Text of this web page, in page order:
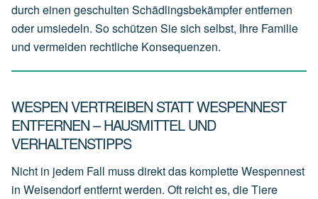
durch einen geschulten Schädlingsbekämpfer entfernen
oder umsiedeln. So schützen Sie sich selbst, Ihre Familie
und vermeiden rechtliche Konsequenzen.
WESPEN VERTREIBEN STATT WESPENNEST
ENTFERNEN – HAUSMITTEL UND
VERHALTENSTIPPS
Nicht in jedem Fall muss direkt das komplette Wespennest
in Weisendorf entfernt werden. Oft reicht es, die Tiere